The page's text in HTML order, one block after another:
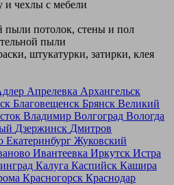
чехлы с мебели
пыли потолок, стены и пол
пыли
штукатурки, затирки, клея
Апрелевка Архангельск
Благовещенск Брянск Великий
Владимир Волгоград Вологда
Дзержинск Дмитров
Екатеринбург Жуковский
Ивантеевка Иркутск Истра
Калуга Каспийск Кашира
Красногорск Краснодар